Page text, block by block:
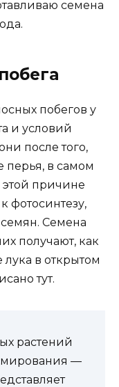
семена
побегов у
и условий
после того,
перья, в самом
причине
фотосинтезу,
Семена
получают, как
в открытом
тут.
растений
—